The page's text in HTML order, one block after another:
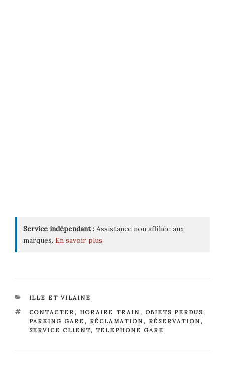
Service indépendant : Assistance non affiliée aux
marques. En savoir plus
CATÉGORIES
ILLE ET VILAINE
ÉTIQUETTES
CONTACTER, HORAIRE TRAIN , OBJETS PERDUS,
PARKING GARE , RÉCLAMATION , RÉSERVATION ,
SERVICE CLIENT, TELEPHONE GARE